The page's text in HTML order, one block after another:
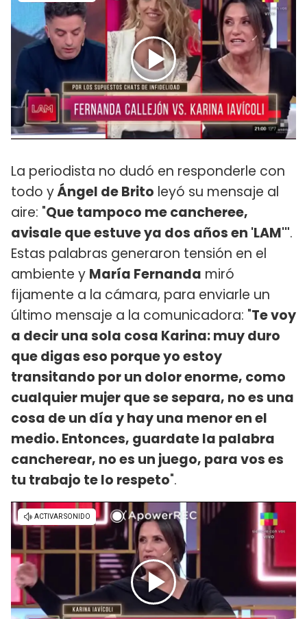
La periodista no dudó en responderle con
todo yÁngel de Brito leyó su mensaje al
aire: "Que tampoco me cancheree,
avisale que estuve ya dos años en 'LAM'".
Estas palabras generaron tensión en el
ambiente y María Fernanda miró
fijamente a la cámara, para enviarle un
último mensaje a la comunicadora: "Te voy
a decir una sola cosa Karina: muy duro
que digas eso porque yo estoy
transitando por un dolor enorme, como
cualquier mujer que se separa, no es una
cosa de un día y hay una menor en el
medio. Entonces, guardate la palabra
cancherear, no es un juego, para vos es
tu trabajo te lo respeto".